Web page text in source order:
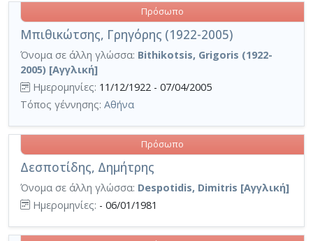
Μπιθικώτσης, Γρηγόρης (1922-2005)
Πρόσωπο
Όνομα σε άλλη γλώσσα: Bithikotsis, Grigoris (1922-
2005) [Αγγλική]
Ημερομηνίες: 11/12/1922 - 07/04/2005
Τόπος γέννησης: Αθήνα
Δεσποτίδης, Δημήτρης
Πρόσωπο
Όνομα σε άλλη γλώσσα: Despotidis, Dimitris [Αγγλική]
Ημερομηνίες: - 06/01/1981